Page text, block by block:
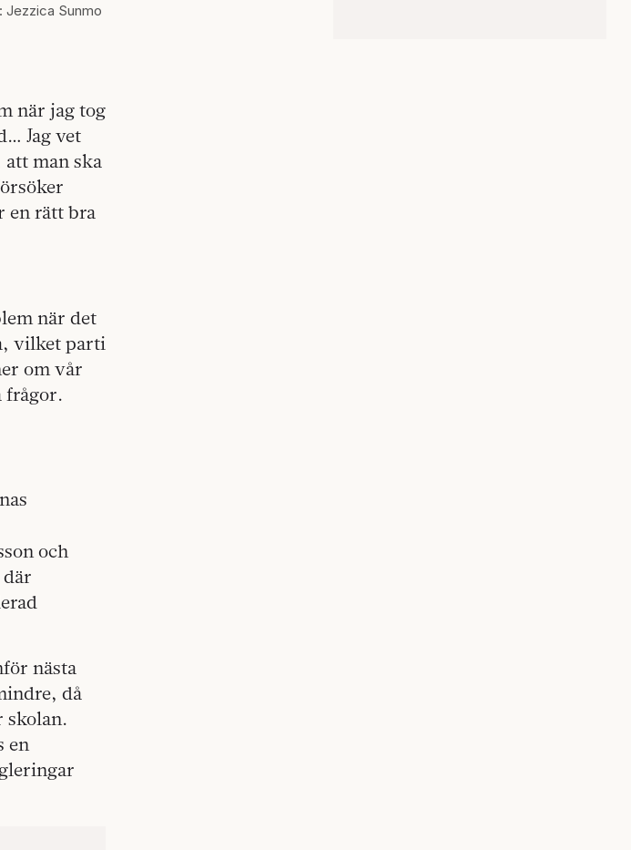
Jezzica Sunmo
när jag tog
Jag vet
man ska
en rätt bra
när det
vilket parti
om vår
frågor.
och
nästa
då
skolan.
en